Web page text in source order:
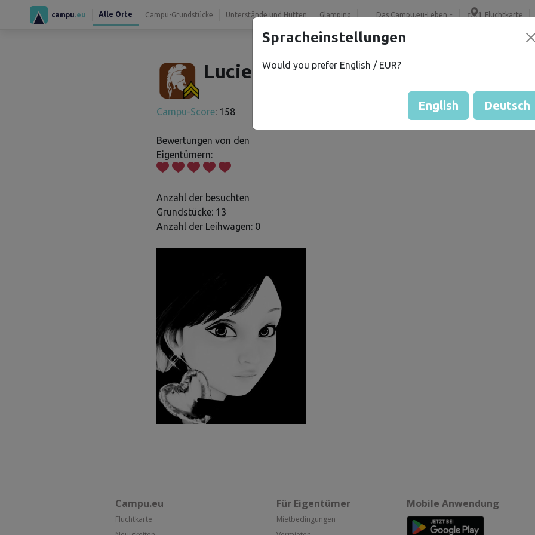
campu .eu Alle Orte Campu-Grundstücke Unterstände und Hütten Glamping Das Campu.eu-Leben Fluchtkarte
Lucie B.
Campu-Score: 158
Bewertungen von den
Eigentümern:
Anzahl der besuchten
Grundstücke: 13
Anzahl der Leihwagen: 0
Gästebewertung durch
Bewertung der Grundstücke
Campu.eu
Fluchtkarte
Für Eigentümer
Mietbedingungen
Mobile Anwendung
Spracheinstellungen
Would you prefer English / EUR?
English Deutsch